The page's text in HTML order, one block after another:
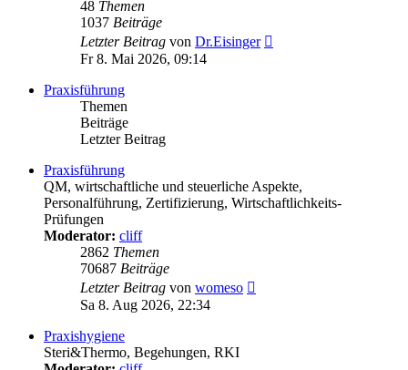
48 Themen
1037 Beiträge
Letzter Beitrag von Dr.Eisinger
Fr 8. Mai 2026, 09:14
Praxisführung
Themen
Beiträge
Letzter Beitrag
Praxisführung
QM, wirtschaftliche und steuerliche Aspekte,
Personalführung, Zertifizierung, Wirtschaftlichkeits-
Prüfungen
Moderator: cliff
2862 Themen
70687 Beiträge
Letzter Beitrag von womeso
Sa 8. Aug 2026, 22:34
Praxishygiene
Steri&Thermo, Begehungen, RKI